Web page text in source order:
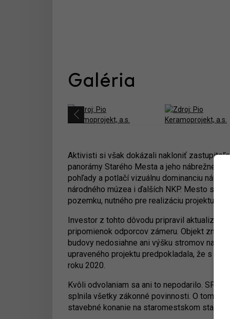
Galéria
Aktivisti si však dokázali nakloniť
panorámy Starého Mesta a jeho nábrežnej
pohľady a potlačí vizuálnu dominanciu
národného múzea i ďalších NKP. Mesto sa
pozemku, nutného pre realizáciu projektu
Investor z tohto dôvodu pripravil
pripomienok odporcov zámeru. Objekt
budovy nedosiahne ani výšku stromov
upraveného projektu predpokladala, že s
roku 2020.
Kvôli odvolaniam sa ani to nepodarilo.
splnila všetky zákonné povinnosti. O tom, či
stavebné konanie na staromestskom